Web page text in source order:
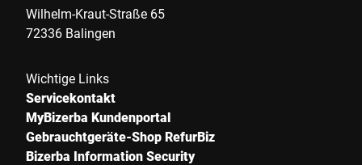
Wilhelm-Kraut-Straße 65
72336 Balingen
Wichtige Links
Servicekontakt
MyBizerba Kundenportal
Gebrauchtgeräte-Shop RefurBiz
Bizerba Information Security